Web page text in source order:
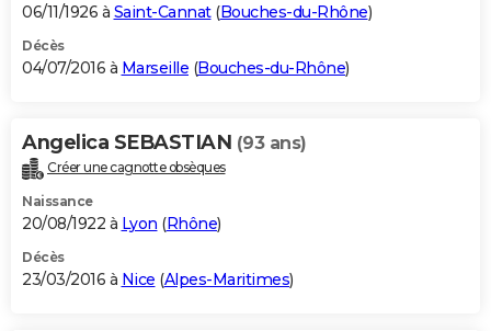
06/11/1926 à Saint-Cannat(Bouches-du-Rhône)
Décès
04/07/2016 à Marseille (Bouches-du-Rhône)
Angelica SEBASTIAN (93 ans)
Créer une cagnotte obsèques
Naissance
20/08/1922 à Lyon (Rhône)
Décès
23/03/2016 à Nice (Alpes-Maritimes)